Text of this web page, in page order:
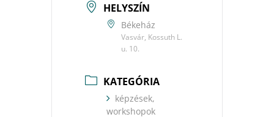
HELYSZÍN
Békeház
Vasvár, Kossuth L.
u. 10.
KATEGÓRIA
képzések,
workshopok